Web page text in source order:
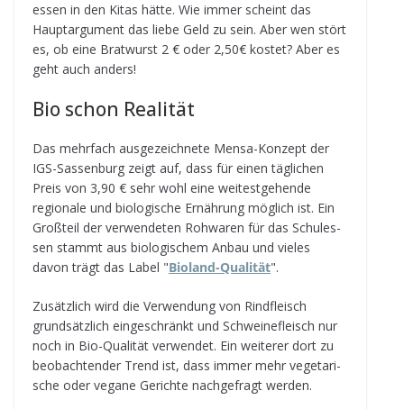
essen in den Kitas hätte. Wie immer scheint das
Haupt­ar­gu­ment das liebe Geld zu sein. Aber wen stört
es, ob eine Brat­wurst 2 € oder 2,50€ kos­tet? Aber es
geht auch anders!
Bio schon Realität
Das mehr­fach aus­ge­zeich­nete Mensa-Kon­zept der
IGS-Sas­sen­burg zeigt auf, dass für einen täg­li­chen
Preis von 3,90 € sehr wohl eine wei­test­ge­hende
regio­nale und bio­lo­gi­sche Ernäh­rung mög­lich ist. Ein
Groß­teil der ver­wen­de­ten Roh­wa­ren für das Schu­les­
sen stammt aus bio­lo­gi­schem Anbau und vie­les
davon trägt das Label "Bio­land-Qua­li­tät".
Zusätz­lich wird die Ver­wen­dung von Rind­fleisch
grund­sätz­lich ein­ge­schränkt und Schwei­ne­fleisch nur
noch in Bio-Qua­li­tät ver­wen­det. Ein wei­te­rer dort zu
beob­ach­ten­der Trend ist, dass immer mehr vege­ta­ri­
sche oder vegane Gerichte nach­ge­fragt werden.